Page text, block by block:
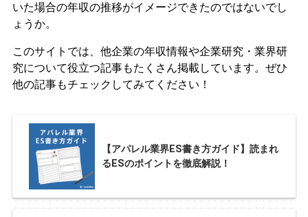
いた場合の年収の推移がイメージできたのではないでし
ょうか。
このサイトでは、他企業の年収情報や企業研究・業界研
究について役立つ記事もたくさん掲載しています。ぜひ
他の記事もチェックしてみてください！
【アパレル業界ES書き方ガイド】読まれ
るESのポイントを徹底解説！